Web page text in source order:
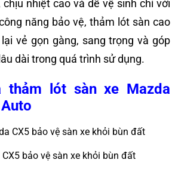
nhiệt cao và dễ vệ sinh chỉ với
năng bảo vệ, thảm lót sàn cao
vẻ gọn gàng, sang trọng và góp
dài trong quá trình sử dụng.
thảm lót sàn xe Mazda
bảo vệ sàn xe khỏi bùn đất